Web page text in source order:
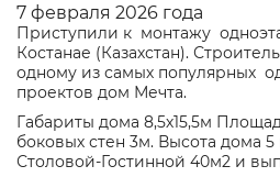
7 февраля 2026 года
Приступили к монтажу
Костанае (Казахстан).
одному из самых популярных
проектов дом Мечта.
Габариты дома 8,5х15,5м
боковых стен 3м. Высота дома
Столовой-Гостинной 40м2 и